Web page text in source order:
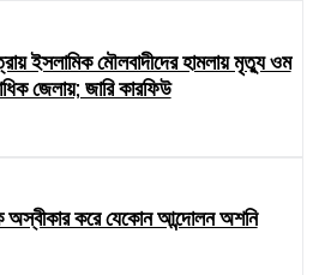
ইসলামিক মৌলবাদীদের হামলায় মৃত্যু ওম
জেলায়; জারি কারফিউ
অস্বীকার করে যেকোন আন্দোলন অশনি